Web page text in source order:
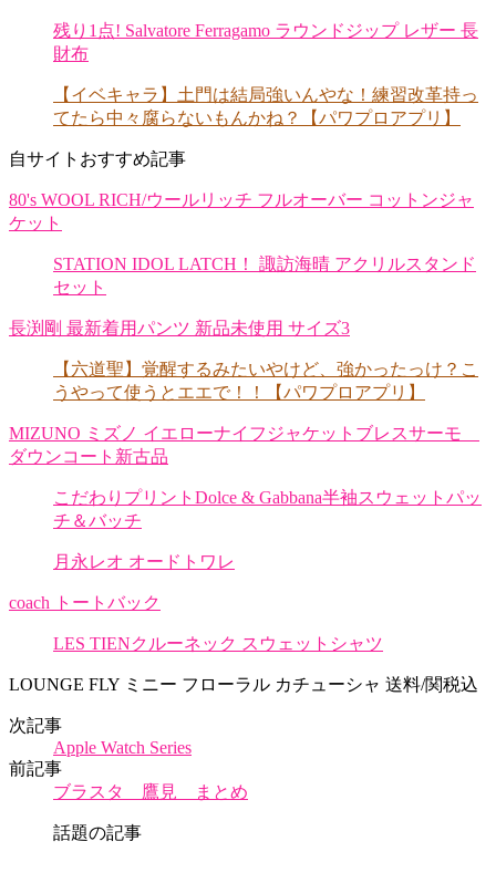
残り1点! Salvatore Ferragamo ラウンドジップ レザー 長
財布
【イベキャラ】土門は結局強いんやな！練習改革持っ
てたら中々腐らないもんかね？【パワプロアプリ】
自サイトおすすめ記事
80's WOOL RICH/ウールリッチ フルオーバー コットンジャ
ケット
STATION IDOL LATCH！ 諏訪海晴 アクリルスタンド
セット
長渕剛 最新着用パンツ 新品未使用 サイズ3
【六道聖】覚醒するみたいやけど、強かったっけ？こ
うやって使うとエエで！！【パワプロアプリ】
MIZUNO ミズノ イエローナイフジャケットブレスサーモ
ダウンコート新古品
こだわりプリントDolce & Gabbana半袖スウェットパッ
チ＆バッチ
月永レオ オードトワレ
coach トートバック
LES TIENクルーネック スウェットシャツ
LOUNGE FLY ミニー フローラル カチューシャ 送料/関税込
次記事
Apple Watch Series
前記事
ブラスタ 鷹見 まとめ
話題の記事